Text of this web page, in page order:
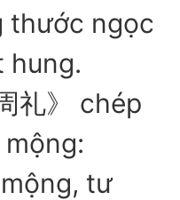
thước ngọc
hung.
礼》 chép
tư